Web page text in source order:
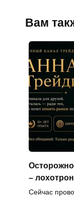
Вам
–
Сейчас